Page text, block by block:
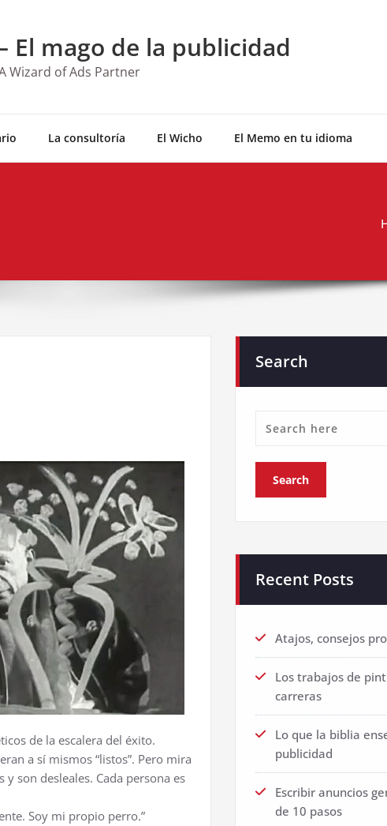
El mago de la publicidad
Wizard of Ads Partner
La consultoría El Wicho El Memo en tu idioma
de la escalera del éxito.
a sí mismos “listos”. Pero mira
son desleales. Cada persona es
Soy mi propio perro.”
Search
Recent Posts
Atajos, consejos
Los trabajos de
carreras
Lo que la biblia
publicidad
Escribir anuncios
de 10 pasos